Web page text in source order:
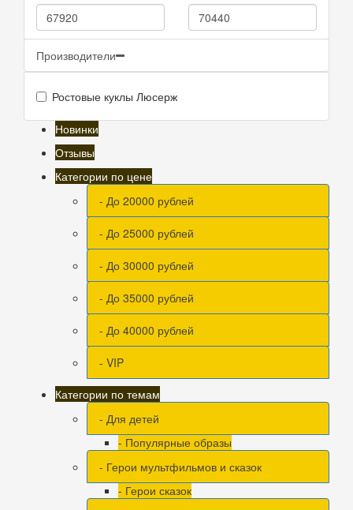
Производители
Ростовые куклы Люсерж
Новинки
Отзывы
Категории по цене
- До 20000 рублей
- До 25000 рублей
- До 30000 рублей
- До 35000 рублей
- До 40000 рублей
- VIP
Категории по темам
- Для детей
- Популярные образы
- Герои мультфильмов и сказок
- Герои сказок